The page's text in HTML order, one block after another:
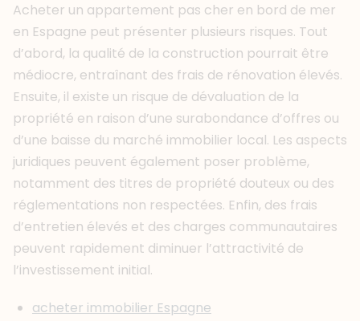
Acheter un appartement pas cher en bord de mer
en Espagne peut présenter plusieurs risques. Tout
d’abord, la qualité de la construction pourrait être
médiocre, entraînant des frais de rénovation élevés.
Ensuite, il existe un risque de dévaluation de la
propriété en raison d’une surabondance d’offres ou
d’une baisse du marché immobilier local. Les aspects
juridiques peuvent également poser problème,
notamment des titres de propriété douteux ou des
réglementations non respectées. Enfin, des frais
d’entretien élevés et des charges communautaires
peuvent rapidement diminuer l’attractivité de
l’investissement initial.
acheter immobilier Espagne